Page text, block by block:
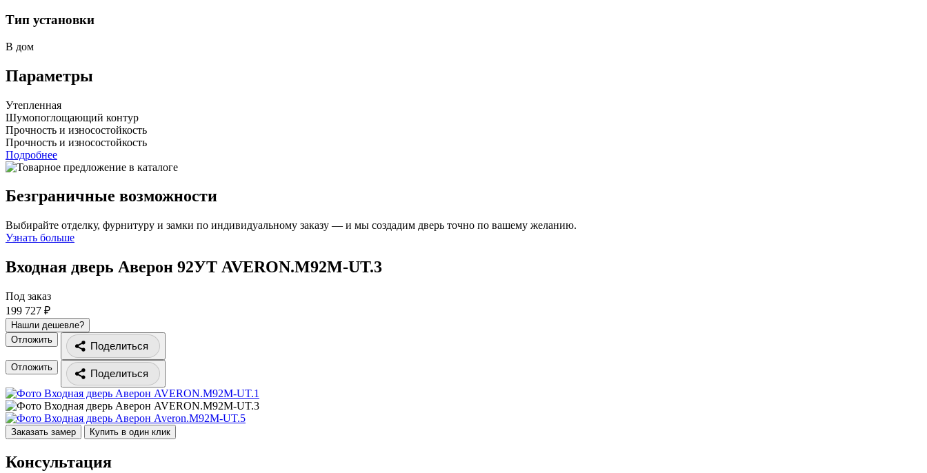
Тип установки
В дом
Параметры
Утепленная
Шумопоглощающий контур
Прочность и износостойкость
Прочность и износостойкость
Подробнее
Безграничные возможности
Выбирайте отделку, фурнитуру и замки по индивидуальному заказу — и мы создадим дверь точно по вашему желанию.
Узнать больше
Входная дверь Аверон 92УТ AVERON.M92M-UT.3
Под заказ
199 727 ₽
Нашли дешевле?
Отложить
Поделиться
Отложить
Поделиться
Заказать замер Купить в один клик
Консультация